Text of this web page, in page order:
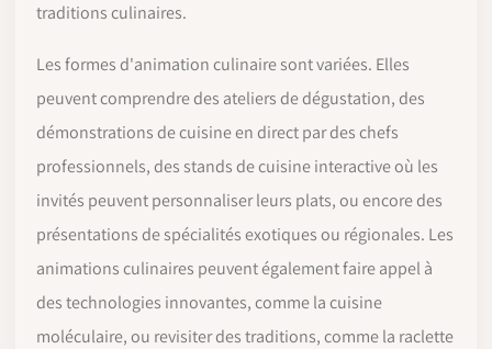
traditions culinaires.
Les formes d'animation culinaire sont variées. Elles
peuvent comprendre des ateliers de dégustation, des
démonstrations de cuisine en direct par des chefs
professionnels, des stands de cuisine interactive où les
invités peuvent personnaliser leurs plats, ou encore des
présentations de spécialités exotiques ou régionales. Les
animations culinaires peuvent également faire appel à
des technologies innovantes, comme la cuisine
moléculaire, ou revisiter des traditions, comme la raclette